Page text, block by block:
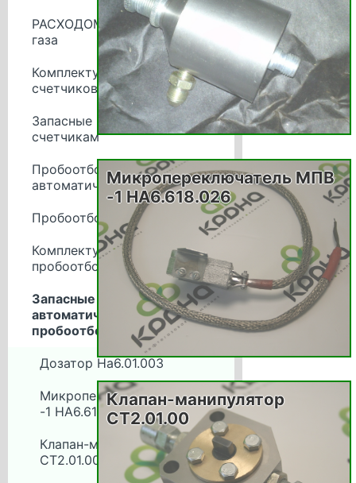
РАСХОДОМЕРЫ жидкости и
газа
Комплектующие для
счетчиков
Запасные части к
счетчикам
Пробоотборники
автоматические
Пробоотборники ручные
Комплектующие для
пробоотборников
Запасные части к
автоматическим
пробоотборникам
Дозатор На6.01.003
Микропереключатель МПВ
-1 НА6.618.026
Клапан-манипулятор
СТ2.01.00
Микропереключатель МПВ
-1 НА6.618.026
Клапан-манипулятор
СТ2.01.00